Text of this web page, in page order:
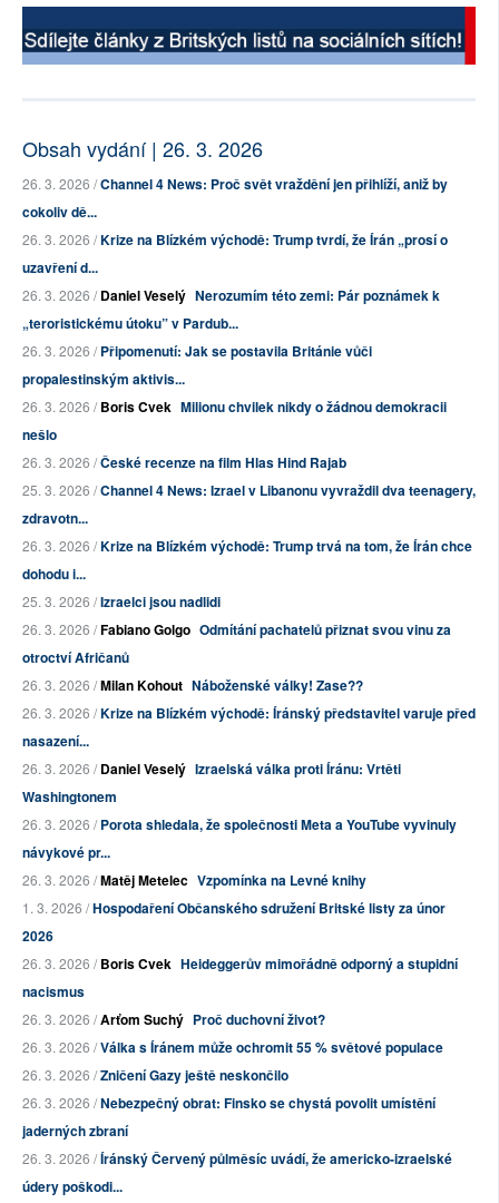
Obsah vydání | 26. 3. 2026
26. 3. 2026 /Channel 4 News: Proč svět vraždění jen přihlíží, aniž by
cokoliv dě...
26. 3. 2026 /Krize na Blízkém východě: Trump tvrdí, že Írán „prosí o
uzavření d...
26. 3. 2026 /Daniel Veselý Nerozumím této zemi: Pár poznámek k
„teroristickému útoku” v Pardub...
26. 3. 2026 /Připomenutí: Jak se postavila Británie vůči
propalestinským aktivis...
26. 3. 2026 /Boris Cvek Milionu chvilek nikdy o žádnou demokracii
nešlo
26. 3. 2026 /České recenze na film Hlas Hind Rajab
25. 3. 2026 /Channel 4 News: Izrael v Libanonu vyvraždil dva teenagery,
zdravotn...
26. 3. 2026 /Krize na Blízkém východě: Trump trvá na tom, že Írán chce
dohodu i...
25. 3. 2026 /Izraelci jsou nadlidi
26. 3. 2026 /Fabiano Golgo Odmítání pachatelů přiznat svou vinu za
otroctví Afričanů
26. 3. 2026 /Milan Kohout Náboženské války! Zase??
26. 3. 2026 /Krize na Blízkém východě: Íránský představitel varuje před
nasazení...
26. 3. 2026 /Daniel Veselý Izraelská válka proti Íránu: Vrtěti
Washingtonem
26. 3. 2026 /Porota shledala, že společnosti Meta a YouTube vyvinuly
návykové pr...
26. 3. 2026 /Matěj Metelec Vzpomínka na Levné knihy
1. 3. 2026 /Hospodaření Občanského sdružení Britské listy za únor
2026
26. 3. 2026 /Boris Cvek Heideggerův mimořádně odporný a stupidní
nacismus
26. 3. 2026 /Arťom Suchý Proč duchovní život?
26. 3. 2026 /Válka s Íránem může ochromit 55 % světové populace
26. 3. 2026 /Zničení Gazy ještě neskončilo
26. 3. 2026 /Nebezpečný obrat: Finsko se chystá povolit umístění
jaderných zbraní
26. 3. 2026 /Íránský Červený půlměsíc uvádí, že americko-izraelské
údery poškodi...